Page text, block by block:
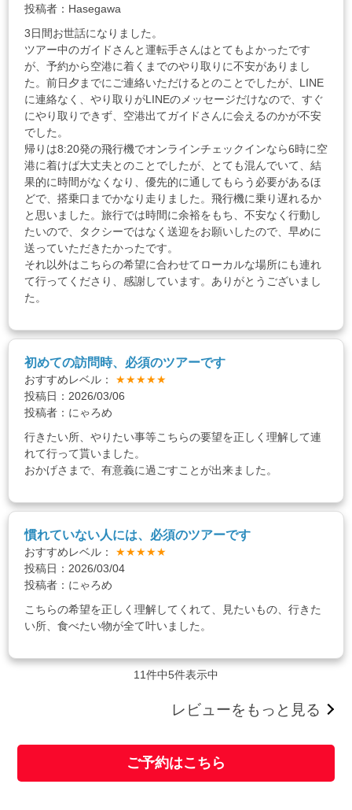
投稿者：Hasegawa
3日間お世話になりました。
ツアー中のガイドさんと運転手さんはとてもよかったです
が、予約から空港に着くまでのやり取りに不安がありまし
た。前日夕までにご連絡いただけるとのことでしたが、LINE
に連絡なく、やり取りがLINEのメッセージだけなので、すぐ
にやり取りできず、空港出てガイドさんに会えるのかが不安
でした。
帰りは8:20発の飛行機でオンラインチェックインなら6時に空
港に着けば大丈夫とのことでしたが、とても混んでいて、結
果的に時間がなくなり、優先的に通してもらう必要があるほ
どで、搭乗口までかなり走りました。飛行機に乗り遅れるか
と思いました。旅行では時間に余裕をもち、不安なく行動し
たいので、タクシーではなく送迎をお願いしたので、早めに
送っていただきたかったです。
それ以外はこちらの希望に合わせてローカルな場所にも連れ
て行ってくださり、感謝しています。ありがとうございまし
た。
初めての訪問時、必須のツアーです
おすすめレベル：
★★★★★
投稿日：2026/03/06
投稿者：にゃろめ
行きたい所、やりたい事等こちらの要望を正しく理解して連
れて行って貰いました。
おかげさまで、有意義に過ごすことが出来ました。
慣れていない人には、必須のツアーです
おすすめレベル：
★★★★★
投稿日：2026/03/04
投稿者：にゃろめ
こちらの希望を正しく理解してくれて、見たいもの、行きた
い所、食べたい物が全て叶いました。
11件中5件表示中
レビューをもっと見る
ご予約はこちら